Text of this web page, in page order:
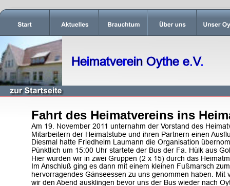
Heimatverein Oythe e.V.
Fahrt des Heimatvereins ins
Am 19. November 2011 unternahm der Vorstand des
Mitarbeitern der Heimatstube und ihren Partnern einen
Diesmal hatte Friedhelm Laumann die Organisation
Pünktlich um 15:00 Uhr startete der Bus der Fa. Hülk aus
Hier wurden wir in zwei Gruppen (2 x 15) durch das
Im Anschluß ging es dann mit einem kleinen Fußmarsch
hervorragendes Gänseessen zu uns genommen haben.
wir den Abend ausklingen bevor uns der Bus wieder nach